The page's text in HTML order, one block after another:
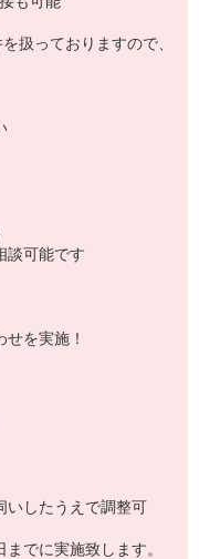
扱っておりますので、
談可能です
を実施！
いしたうえで調整可
でに実施致します。